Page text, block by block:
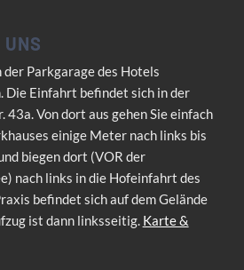
UNS
der Parkgarage des Hotels
Die Einfahrt befindet sich in der
43a. Von dort aus gehen Sie einfach
einige Meter nach links bis
biegen dort (VOR der
nach links in die Hofeinfahrt des
befindet sich auf dem Gelände
ist dann linksseitig. Karte &